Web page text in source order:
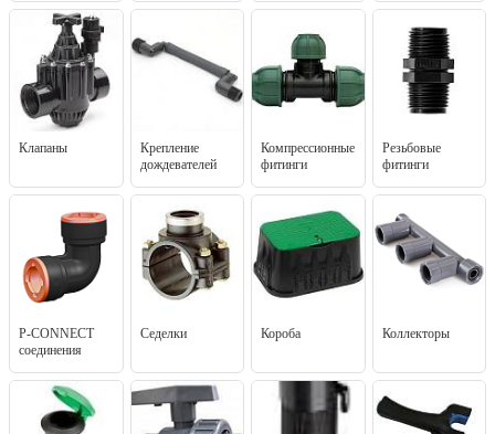
Клапаны
Крепление
дождевателей
Компрессионные
фитинги
Резьбовые
фитинги
P-CONNECT
соединения
Седелки Короба Коллекторы